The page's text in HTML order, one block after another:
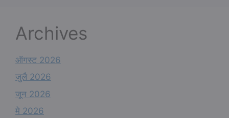
Archives
ऑगस्ट 2026
जुलै 2026
जून 2026
मे 2026